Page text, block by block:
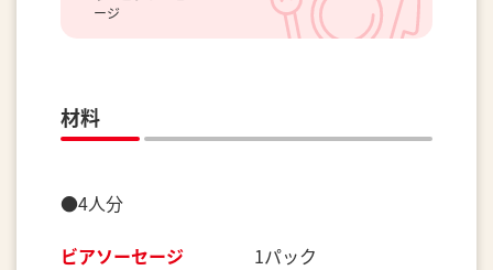
ージ
材料
●4人分
ビアソーセージ 1パック